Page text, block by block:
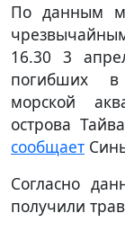
По данным
16.30 3
погибших
морской
острова
сообщает
Согласно
получили